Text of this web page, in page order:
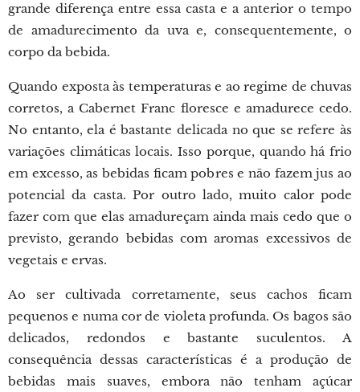
grande diferença entre essa casta e a anterior o tempo
de amadurecimento da uva e, consequentemente, o
corpo da bebida.
Quando exposta às temperaturas e ao regime de chuvas
corretos, a Cabernet Franc floresce e amadurece cedo.
No entanto, ela é bastante delicada no que se refere às
variações climáticas locais. Isso porque, quando há frio
em excesso, as bebidas ficam pobres e não fazem jus ao
potencial da casta. Por outro lado, muito calor pode
fazer com que elas amadureçam ainda mais cedo que o
previsto, gerando bebidas com aromas excessivos de
vegetais e ervas.
Ao ser cultivada corretamente, seus cachos ficam
pequenos e numa cor de violeta profunda. Os bagos são
delicados, redondos e bastante suculentos. A
consequência dessas características é a produção de
bebidas mais suaves, embora não tenham açúcar